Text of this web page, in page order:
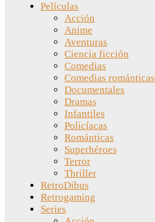
Películas
Acción
Anime
Aventuras
Ciencia ficción
Comedias
Comedias románticas
Documentales
Dramas
Infantiles
Policíacas
Románticas
Superhéroes
Terror
Thriller
RetroDibus
Retrogaming
Series